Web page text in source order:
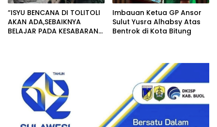
“ISYU BENCANA DI TOLITOLI
AKAN ADA,SEBAIKNYA
BELAJAR PADA KESABARAN
Imbauan Ketua GP Ansor
Sulut Yusra Alhabsy Atas
Bentrok di Kota Bitung